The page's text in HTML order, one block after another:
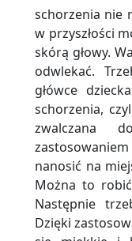
schorzenia nie
w przyszłości
skórą głowy.
odwlekać.
główce
schorzenia,
zwalczana
nanosić na
Można to
Następnie
Dzięki